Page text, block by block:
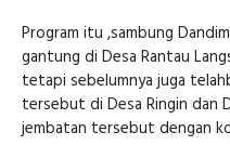
Program itu ,sambung
gantung di Desa Rantau
tetapi sebelumnya juga
tersebut di Desa Ringin dan
jembatan tersebut dengan